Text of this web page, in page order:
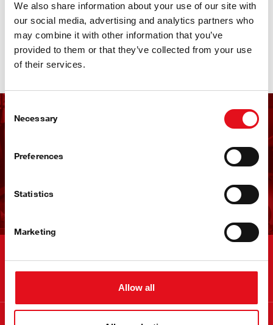
We also share information about your use of our site with
our social media, advertising and analytics partners who
may combine it with other information that you’ve
provided to them or that they’ve collected from your use
of their services.
Consent
Selection
Necessary
Preferences
Statistics
Marketing
Allow all
07. листопада 2026 - 08. листопада 2026 · Essen
open in Maps
Отримуйте розсилку
Контакти